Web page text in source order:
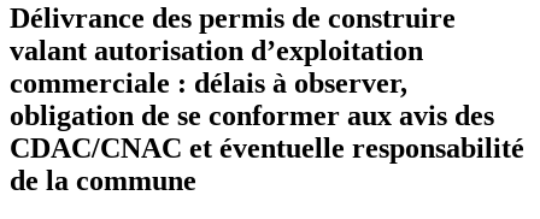
Délivrance des permis de construire
valant autorisation d’exploitation
commerciale : délais à observer,
obligation de se conformer aux avis des
CDAC/CNAC et éventuelle responsabilité
de la commune